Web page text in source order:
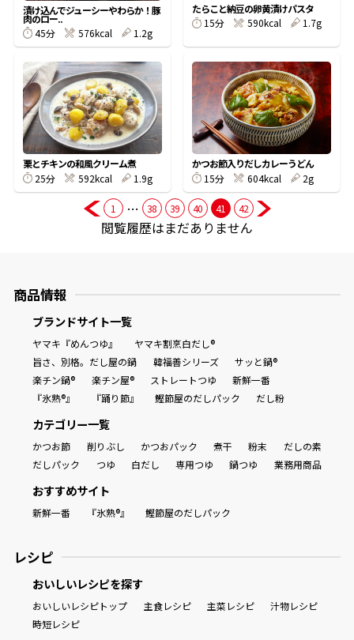
おすすめサイト
氷熟®︎
だしパック
漬け込んでジューシーやわらか！豚
肉のロー..
45分
576kcal 1.2g
たらこと納豆の卵黄漬けパスタ
15分
590kcal 1.7g
栗とチキンの和風クリーム煮
25分
592kcal 1.9g
かつお節入りだしカレーうどん
15分
604kcal 2g
1 … 38 39 40 41 42
閲覧履歴はまだありません
商品情報
ブランドサイト一覧
ヤマキ『めんつゆ』
ヤマキ割烹白だし®
旨さ、別格。だし屋の鍋
韓福善シリーズ
サッと鍋®
楽チン鍋®
楽チン屋® ストレートつゆ
新鮮一番
『氷熟®』
『踊り節』 鰹節屋のだしパック だし粉
カテゴリー一覧
かつお節 削りぶし かつおパック 煮干 粉末
だしの素
だしパック
つゆ 白だし 専用つゆ 鍋つゆ 業務用商品
おすすめサイト
新鮮一番 『氷熟®』 鰹節屋のだしパック
レシピ
おいしいレシピを探す
おいしいレシピトップ 主食レシピ 主菜レシピ
汁物レシピ
時短レシピ